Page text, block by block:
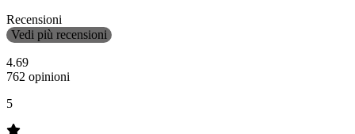
Recensioni
Vedi più recensioni
4.69
762 opinioni
5